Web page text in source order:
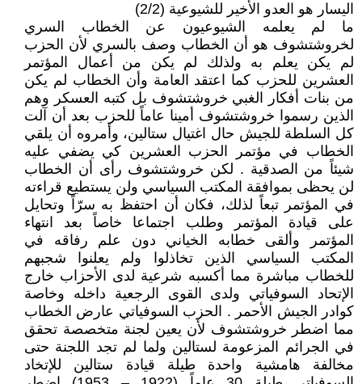
اليسار هو العدو الأخير للشيوعية (2/2)
ما لم يعلمه الشيوعيون عن الخطاب السري
لخروشتشوف هو أن الخطاب وصف بالسري لأن الحزب
لم يكن يعلم به ولذلك لم يكن من أعمال المؤتمر
العشرين للحزب كما اعتقد العامة وأن الخطاب لم يكن
من بنات أفكار الغبي خروشتشوف بل كتبه العسكر وهم
الذين رسموا خروشتشوف أمينا عاماً للحزب بعد أن آلت
كل السلطة للجيش حال اغتيال ستالين، وأمروه أن يلقي
الخطاب في مؤتمر الحزب العشرين كي يضفي عليه
شيئاً من الصدقية . لكن خروشتشوف رأى أن الخطاب
لن يحظى بموافقة المكتب السياسي ولن يستطيع قراءته
في المؤتمر تبعاً لذلك، فكان أن احتفظ به سرّاً وتحايل
على قيادة المؤتمر وطلب اجتماعا خاصاً بعد انتهاء
المؤتمر وألقى خطابه الخياني دون علم رفاقه في
المكتب السياسي الذين تخاذلوا ولم يعلنوا شجبهم
للخطاب مباشرة مما أكسبه شرعية لدى الأحزاب خارج
الإتحاد السوفياتي ولدى القوى الرجعية داخله وخاصة
كوادر الجيش الأحمر . الحزب السوفياتي عارض الخطاب
مما اضطر خروشتشوف لأن يعين لجنة متخصصة تحقق
في الجرائم المزعومة لستالين ولما لم تجد اللجنة حتى
مخالفة هامشية واحدة طيلة قيادة ستالين للإتخاد